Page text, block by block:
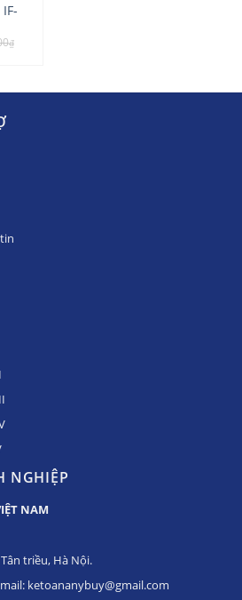
₫
NGHIỆP
NAM
triều, Hà Nội.
ketoananybuy@gmail.com